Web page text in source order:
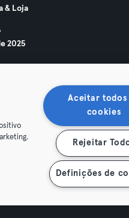
& Loja
2025
Rescindir contratos aqui
Aceitar todos
cookies
Rejeitar
Definições de